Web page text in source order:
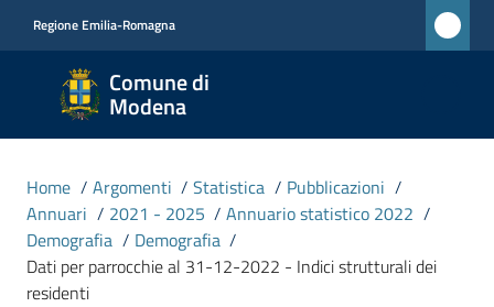
Regione Emilia-Romagna
Comune di
Modena
Comune
di
Modena
CIVICA
MONET
Home / Argomenti / Statistica / Pubblicazioni /
Annuari / 2021 - 2025 / Annuario statistico 2022 /
Demografia / Demografia /
Dati per parrocchie al 31-12-2022 - Indici strutturali dei
residenti